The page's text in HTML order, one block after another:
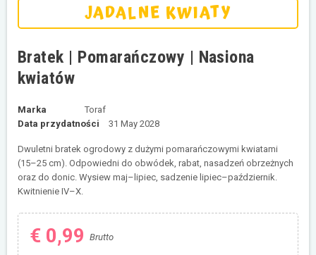
JADALNE KWIATY
Bratek | Pomarańczowy | Nasiona
kwiatów
Marka
Toraf
Data przydatności
31 May 2028
Dwuletni bratek ogrodowy z dużymi pomarańczowymi kwiatami
(15–25 cm). Odpowiedni do obwódek, rabat, nasadzeń obrzeżnych
oraz do donic. Wysiew maj–lipiec, sadzenie lipiec–październik.
Kwitnienie IV–X.
€ 0,99 Brutto